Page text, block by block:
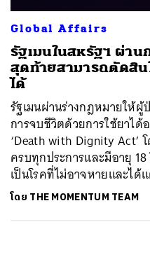
Global Affairs
รัฐเมนในสหรัฐฯ ผ่าน
สุดท้ายสามารถตัดสิน
ได้
รัฐเมนผ่านร่างกฎหมายให้ผู้
การจบชีวิตด้วยการใช้ยาไ
‘Death with Dignity
ครบทุกประการและมีอายุ
เป็นโรคที่ไม่อาจหายและได้
โดย THE MOMENTUM TEAM
SHARE